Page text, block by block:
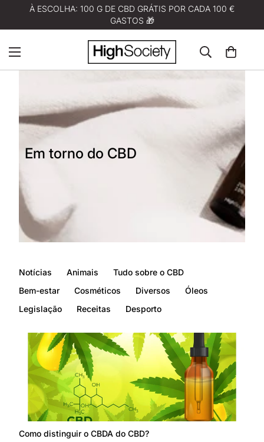
À ESCOLHA: 100 G DE CBD GRÁTIS POR CADA 100 €
GASTOS 🎁
Em torno do CBD
Notícias Animais
Tudo sobre o CBD
Bem-estar
Cosméticos Diversos
Óleos
Legislação
Receitas Desporto
Como distinguir o CBDA do CBD?